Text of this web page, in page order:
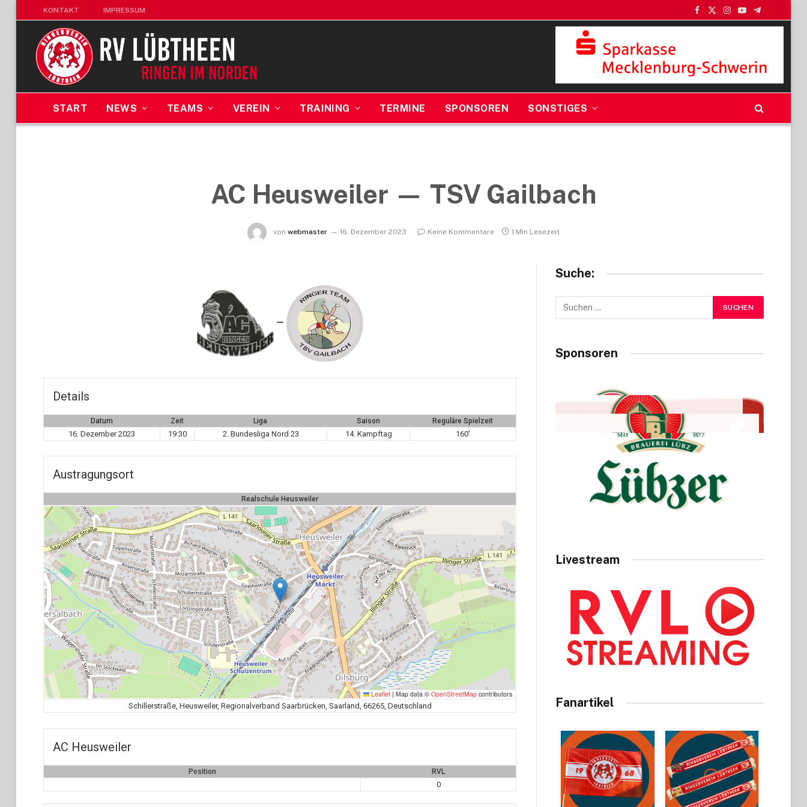
KONTAKT IMPRESSUM
Facebook
X
(Twitter)
Instagram
YouTubeTelegram
START NEWS TEAMS VEREIN TRAINING TERMINE SPONSOREN SONSTIGES
AC Heusweiler — TSV Gailbach
von webmaster 16. Dezember 2023 Keine Kommentare 1 Min Lesezeit
—
Details
Datum Zeit Liga Saison Reguläre Spielzeit
16. Dezember 2023 19:30 2. Bundesliga Nord 23 14. Kampftag 160'
Austragungsort
Realschule Heusweiler
Leaflet | Map data © OpenStreetMap contributors
Schillerstraße, Heusweiler, Regionalverband Saarbrücken, Saarland, 66265, Deutschland
AC Heusweiler
Position RVL
0
Suche:
Sponsoren
Livestream
Fanartikel